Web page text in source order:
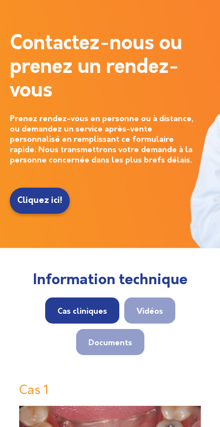
Contactez-nous ou
prenez un rendez-
vous
Prenez rendez-vous en personne ou à distance,
ou demandez un service après-vente
personnalisé en remplissant ce formulaire
rapide. Nous transmettrons votre demande à la
personne concernée dans les plus brefs délais.
Cliquez ici!
Information technique
Cas cliniques Vidéos
Documents
Cas 1